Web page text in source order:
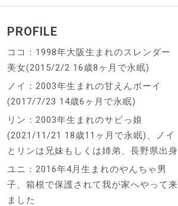
PROFILE
ココ：1998年大阪生まれのスレンダー
美女(2015/2/2 16歳8ヶ月で永眠)
ノイ：2003年生まれの甘えんボーイ
(2017/7/23 14歳6ヶ月で永眠)
リン：2003年生まれのサビっ娘
(2021/11/21 18歳11ヶ月で永眠)、ノイ
とリンは兄妹もしくは姉弟、長野県出身
ユニ：2016年4月生まれのやんちゃ男
子、箱根で保護されて我が家へやって来
ました